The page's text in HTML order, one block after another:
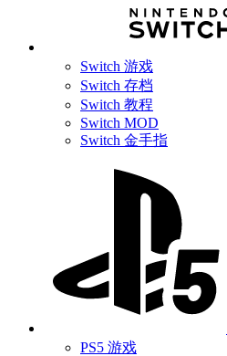
Switch 游戏
Switch 存档
Switch 教程
Switch MOD
Switch 金手指
PS5 游戏